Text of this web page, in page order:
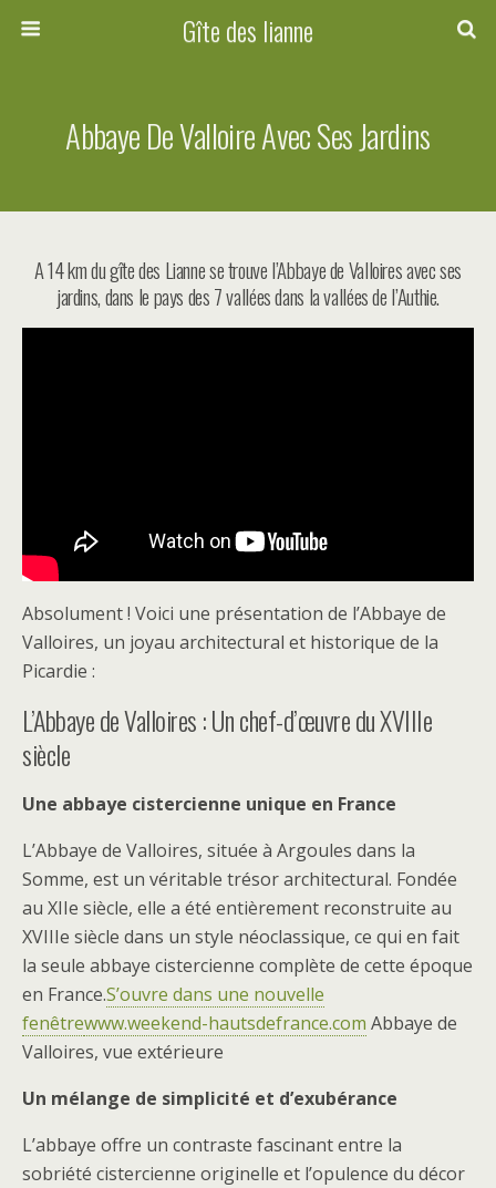
Gîte des lianne
Abbaye De Valloire Avec Ses Jardins
A 14 km du gîte des Lianne se trouve l’Abbaye de Valloires avec ses
jardins, dans le pays des 7 vallées dans la vallées de l’Authie.
Absolument ! Voici une présentation de l’Abbaye de
Valloires, un joyau architectural et historique de la
Picardie :
L’Abbaye de Valloires : Un chef-d’œuvre du XVIIIe
siècle
Une abbaye cistercienne unique en France
L’Abbaye de Valloires, située à Argoules dans la
Somme, est un véritable trésor architectural. Fondée
au XIIe siècle, elle a été entièrement reconstruite au
XVIIIe siècle dans un style néoclassique, ce qui en fait
la seule abbaye cistercienne complète de cette époque
en France.S’ouvre dans une nouvelle
fenêtrewww.weekend-hautsdefrance.com Abbaye de
Valloires, vue extérieure
Un mélange de simplicité et d’exubérance
L’abbaye offre un contraste fascinant entre la
sobriété cistercienne originelle et l’opulence du décor